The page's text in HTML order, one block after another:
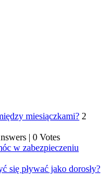
miesiączkami? 2
| 0 Votes
w zabezpieczeniu
się pływać jako dorosły?